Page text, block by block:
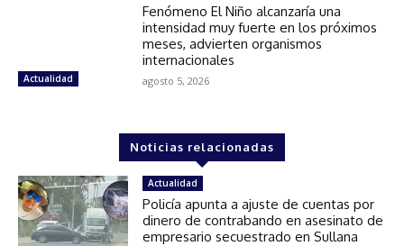
Actualidad
Fenómeno El Niño alcanzaría una
intensidad muy fuerte en los próximos
meses, advierten organismos
internacionales
agosto 5, 2026
Noticias relacionadas
Actualidad
Policía apunta a ajuste de cuentas por
dinero de contrabando en asesinato de
empresario secuestrado en Sullana